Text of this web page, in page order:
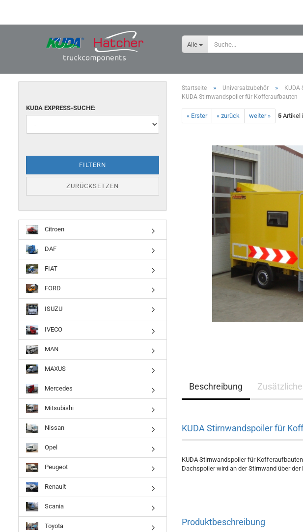
Alle
Startseite » Universalzubehör » KUDA
KUDA Stirnwandspoiler für Kofferaufbauten
« Erster « zurück weiter » 5Artikel
Beschreibung
KUDA Stirnwandspoiler für
KUDA Stirnwandspoiler für
Dachspoiler wird an der Stirnwand über
Produktbeschreibung
KUDA EXPRESS-SUCHE:
FILTERN
ZURÜCKSETZEN
Citroen
DAF
FIAT
FORD
ISUZU
IVECO
MAN
MAXUS
Mercedes
Mitsubishi
Nissan
Opel
Peugeot
Renault
Scania
Toyota